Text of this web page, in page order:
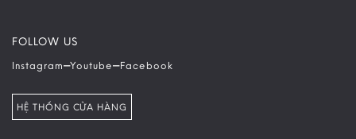
FOLLOW US
Instagram–Youtube–Facebook
HỆ THỐNG CỬA HÀNG